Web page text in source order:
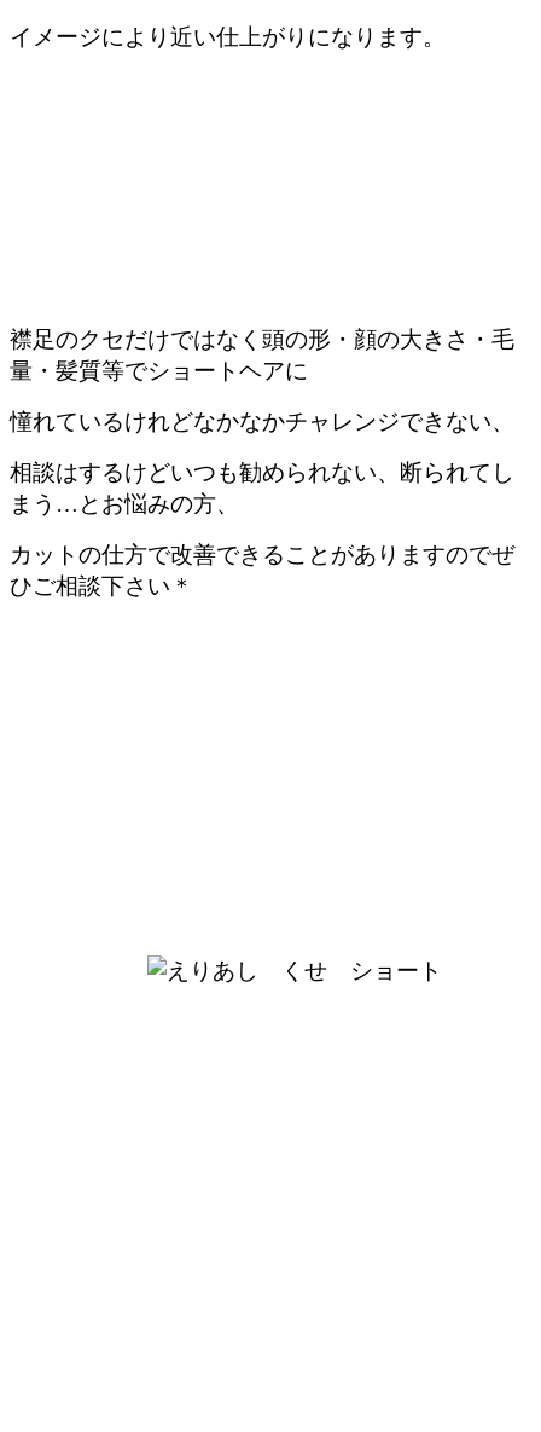
イメージにより近い仕上がりになります。
襟足のクセだけではなく頭の形・顔の大きさ・毛
量・髪質等でショートヘアに
憧れているけれどなかなかチャレンジできない、
相談はするけどいつも勧められない、断られてし
まう…とお悩みの方、
カットの仕方で改善できることがありますのでぜ
ひご相談下さい＊